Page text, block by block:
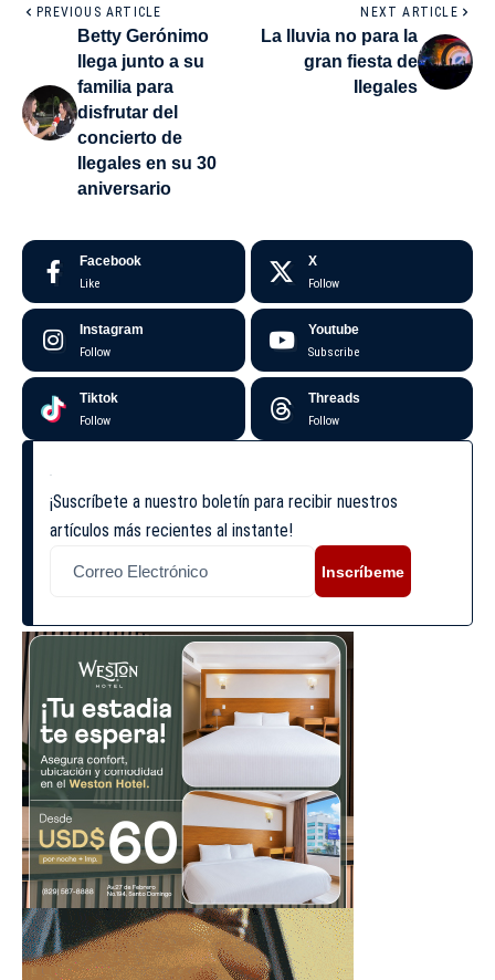
PREVIOUS ARTICLE
Betty Gerónimo
llega junto a su
familia para
disfrutar del
concierto de
Ilegales en su 30
aniversario
NEXT ARTICLE
La lluvia no para la
gran fiesta de
Ilegales
Facebook
Like
X
Follow
Instagram
Follow
Youtube
Subscribe
Tiktok
Follow
Threads
Follow
¡Suscríbete a nuestro boletín para recibir nuestros
artículos más recientes al instante!
Inscríbeme